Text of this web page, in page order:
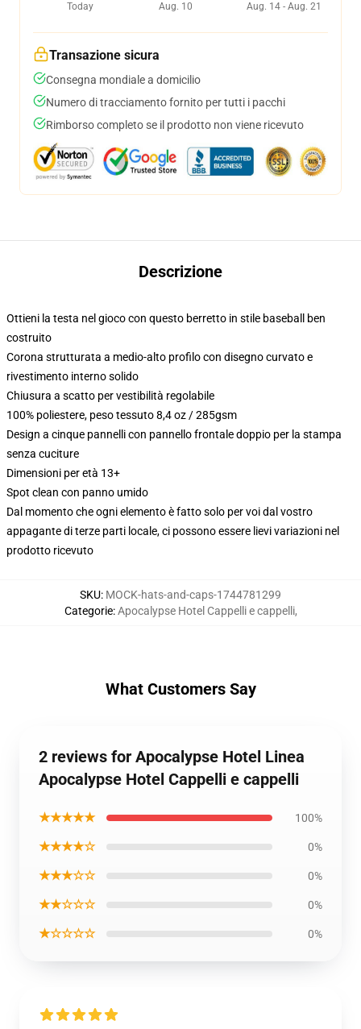
Today
Aug. 10
Aug. 14 - Aug. 21
Transazione sicura
Consegna mondiale a domicilio
Numero di tracciamento fornito per tutti i pacchi
Rimborso completo se il prodotto non viene ricevuto
Descrizione
Ottieni la testa nel gioco con questo berretto in stile baseball ben
costruito
Corona strutturata a medio-alto profilo con disegno curvato e
rivestimento interno solido
Chiusura a scatto per vestibilità regolabile
100% poliestere, peso tessuto 8,4 oz / 285gsm
Design a cinque pannelli con pannello frontale doppio per la stampa
senza cuciture
Dimensioni per età 13+
Spot clean con panno umido
Dal momento che ogni elemento è fatto solo per voi dal vostro
appagante di terze parti locale, ci possono essere lievi variazioni nel
prodotto ricevuto
SKU: MOCK-hats-and-caps-1744781299
Categorie:Apocalypse Hotel Cappelli e cappelli,
What Customers Say
2 reviews for Apocalypse Hotel Linea
Apocalypse Hotel Cappelli e cappelli
★★★★★ 100%
★★★★☆ 0%
★★★☆☆ 0%
★★☆☆☆ 0%
★☆☆☆☆ 0%